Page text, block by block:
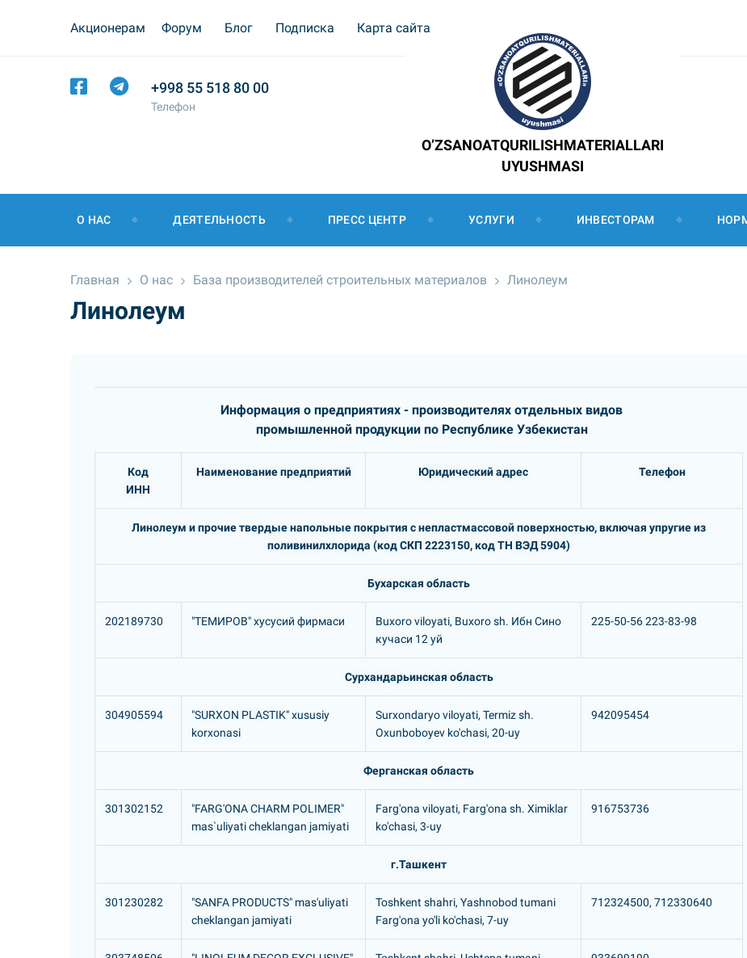
Акционерам Форум Блог Подписка Карта сайта
+998 55 518 80 00
Телефон
O’ZSANOATQURILISHMATERIALLARI
UYUSHMASI
О НАС ДЕЯТЕЛЬНОСТЬ ПРЕСС ЦЕНТР УСЛУГИ ИНВЕСТОРАМ
Главная О нас База производителей строительных материалов Линолеум
Линолеум
Информация о предприятиях - производителях отдельных видов
промышленной продукции по Республике Узбекистан
Код
ИНН
Наименование предприятий Юридический адрес Телефон
Линолеум и прочие твердые напольные покрытия с непластмассовой поверхностью, включая упругие из
поливинилхлорида (код СКП 2223150, код ТН ВЭД 5904)
Бухарская область
202189730 "ТЕМИРОВ" хусусий фирмаси
Buxoro viloyati, Buxoro sh. Ибн Сино
кучаси 12 уй
225-50-56 223-83-98
Сурхандарьинская область
304905594
"SURXON PLASTIK" xususiy
korxonasi
Surxondaryo viloyati, Termiz sh.
Oxunboboyev ko'chasi, 20-uy
942095454
Ферганская область
301302152
"FARG'ONA CHARM POLIMER"
mas`uliyati cheklangan jamiyati
Farg'ona viloyati, Farg'ona sh. Ximiklar
ko'chasi, 3-uy
916753736
г.Ташкент
301230282
"SANFA PRODUCTS" mas'uliyati
cheklangan jamiyati
Toshkent shahri, Yashnobod tumani
Farg'ona yo'li ko'chasi, 7-uy
712324500, 712330640